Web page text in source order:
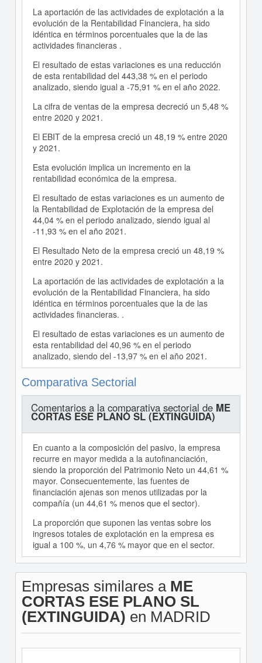
La aportación de las actividades de explotación a la
evolución de la Rentabilidad Financiera, ha sido
idéntica en términos porcentuales que la de las
actividades financieras .
El resultado de estas variaciones es una reducción
de esta rentabilidad del 443,38 % en el periodo
analizado, siendo igual a -75,91 % en el año 2022.
La cifra de ventas de la empresa decreció un 5,48 %
entre 2020 y 2021.
El EBIT de la empresa creció un 48,19 % entre 2020
y 2021.
Esta evolución implica un incremento en la
rentabilidad económica de la empresa.
El resultado de estas variaciones es un aumento de
la Rentabilidad de Explotación de la empresa del
44,04 % en el periodo analizado, siendo igual al
-11,93 % en el año 2021.
El Resultado Neto de la empresa creció un 48,19 %
entre 2020 y 2021.
La aportación de las actividades de explotación a la
evolución de la Rentabilidad Financiera, ha sido
idéntica en términos porcentuales que la de las
actividades financieras. .
El resultado de estas variaciones es un aumento de
esta rentabilidad del 40,96 % en el periodo
analizado, siendo del -13,97 % en el año 2021.
Comparativa Sectorial
Comentarios a la comparativa sectorial de ME
CORTAS ESE PLANO SL (EXTINGUIDA)
En cuanto a la composición del pasivo, la empresa
recurre en mayor medida a la autofinanciación,
siendo la proporción del Patrimonio Neto un 44,61 %
mayor. Consecuentemente, las fuentes de
financiación ajenas son menos utilizadas por la
compañía (un 44,61 % menos que el sector).
La proporción que suponen las ventas sobre los
ingresos totales de explotación en la empresa es
igual a 100 %, un 4,76 % mayor que en el sector.
Empresas similares a ME
CORTAS ESE PLANO SL
(EXTINGUIDA) en MADRID